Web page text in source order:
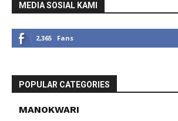
MEDIA SOSIAL KAMI
2,365 Fans
POPULAR CATEGORIES
MANOKWARI